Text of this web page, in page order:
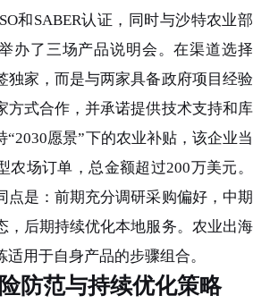
和SABER认证，同时与沙特农业部
办了三场产品说明会。在渠道选择
独家，而是与两家具备政府项目经验
方式合作，并承诺提供技术支持和库
“2030愿景”下的农业补贴，该企业当
农场订单，总金额超过200万美元。
点是：前期充分调研采购偏好，中期
，后期持续优化本地服务。农业出海
用于自身产品的步骤组合。
防范与持续优化策略